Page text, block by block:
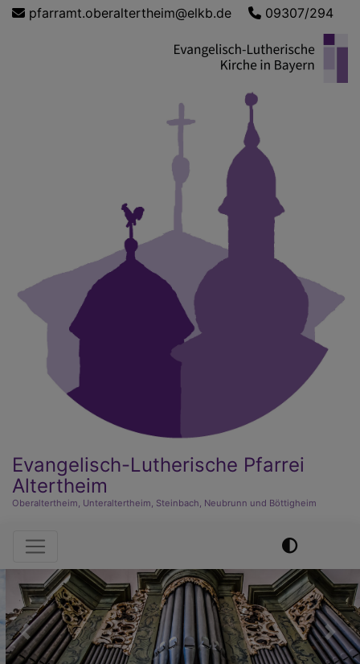
Direktpfarramt.oberaltertheim@elkb.de 09307/294
Evangelisch-Lutherische Pfarrei
Altertheim
Oberaltertheim, Unteraltertheim, Steinbach, Neubrunn und Böttigheim
Hauptnavigation
Previous Next